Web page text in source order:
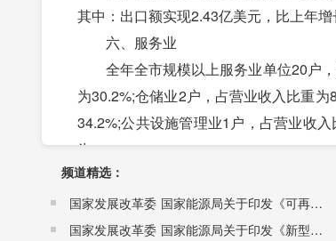
其中：出口额实现2.43亿美元，比上年
六、服务业
全年全市规模以上服务业单位20户，
为30.2%;仓储业2户，占营业收入比重
34.2%;公共设施管理业1户，占营业收
为3.5%。
七、交通、邮政和旅游
全年全市完成公路客运量327万人次，
万吨公里。
频道精选：
国家发展改革委 国家能源局关于印发《可再生能源发展“十五五”规划》的通知 （发改能源〔2026〕1067号）
国家发展改革委 国家能源局关于印发《新型电力系统建设“十五五”规划》的通知​ （发改能源〔2026〕942号）